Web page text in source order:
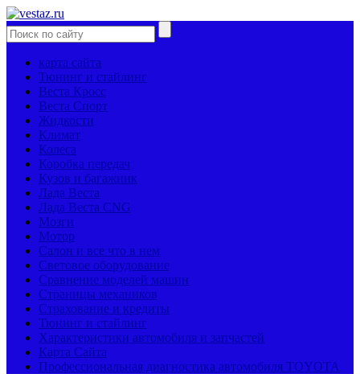
карта сайта
Тюнинг и стайлинг
Веста Кросс
Веста Спорт
Жидкости
Климат
Колеса
Коробка передач
Кузов и багажник
Лада Веста
Лада Веста CNG
Мозги
Мотор
Салон и все что в нем
Световое оборудование
Сравнение моделей машин
Страницы механиков
Страхование и кредиты
Тюнинг и стайлинг
Характеристики автомобиля и запчастей
Карта Сайта
Профессиональная диагностика автомобиля TOYOTA